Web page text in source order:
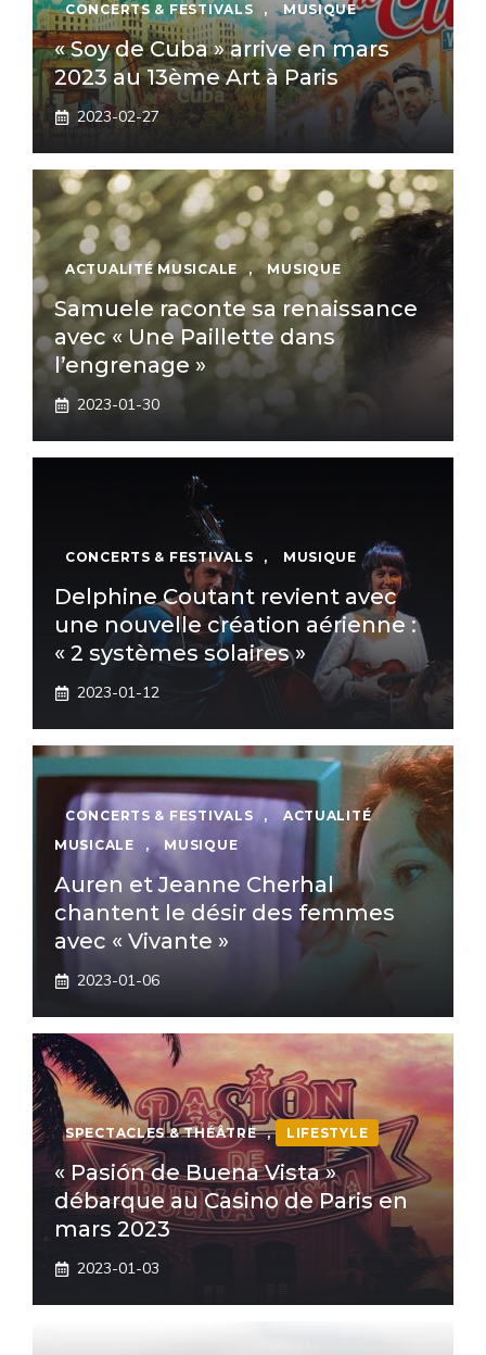
CONCERTS & FESTIVALS , MUSIQUE
« Soy de Cuba » arrive en mars
2023 au 13ème Art à Paris
2023-02-27
ACTUALITÉ MUSICALE , MUSIQUE
Samuele raconte sa renaissance
avec « Une Paillette dans
l’engrenage »
2023-01-30
CONCERTS & FESTIVALS , MUSIQUE
Delphine Coutant revient avec
une nouvelle création aérienne :
« 2 systèmes solaires »
2023-01-12
CONCERTS & FESTIVALS ,
ACTUALITÉ
MUSICALE
, MUSIQUE
Auren et Jeanne Cherhal
chantent le désir des femmes
avec « Vivante »
2023-01-06
SPECTACLES & THÉÂTRE , LIFESTYLE
« Pasión de Buena Vista »
débarque au Casino de Paris en
mars 2023
2023-01-03